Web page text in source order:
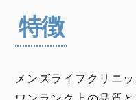
特徴
メンズライフクリニ